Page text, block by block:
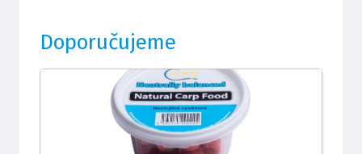
Doporučujeme